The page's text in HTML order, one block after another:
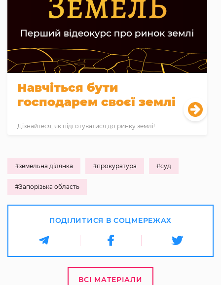
Навчіться бути
господарем своєї землі
Дізнайтеся, як підготуватися до ринку землі!
#земельна ділянка #прокуратура #суд
#Запорізька область
ПОДІЛИТИСЯ В СОЦМЕРЕЖАХ
ВСІ МАТЕРІАЛИ